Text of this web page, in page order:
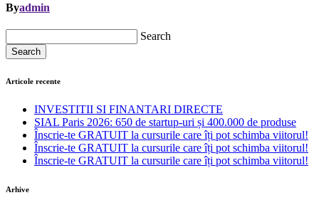
Byadmin
Search
Search
Articole recente
INVESTITII SI FINANTARI DIRECTE
SIAL Paris 2026: 650 de startup-uri și 400.000 de produse
Înscrie-te GRATUIT la cursurile care îți pot schimba viitorul!
Înscrie-te GRATUIT la cursurile care îți pot schimba viitorul!
Înscrie-te GRATUIT la cursurile care îți pot schimba viitorul!
Arhive